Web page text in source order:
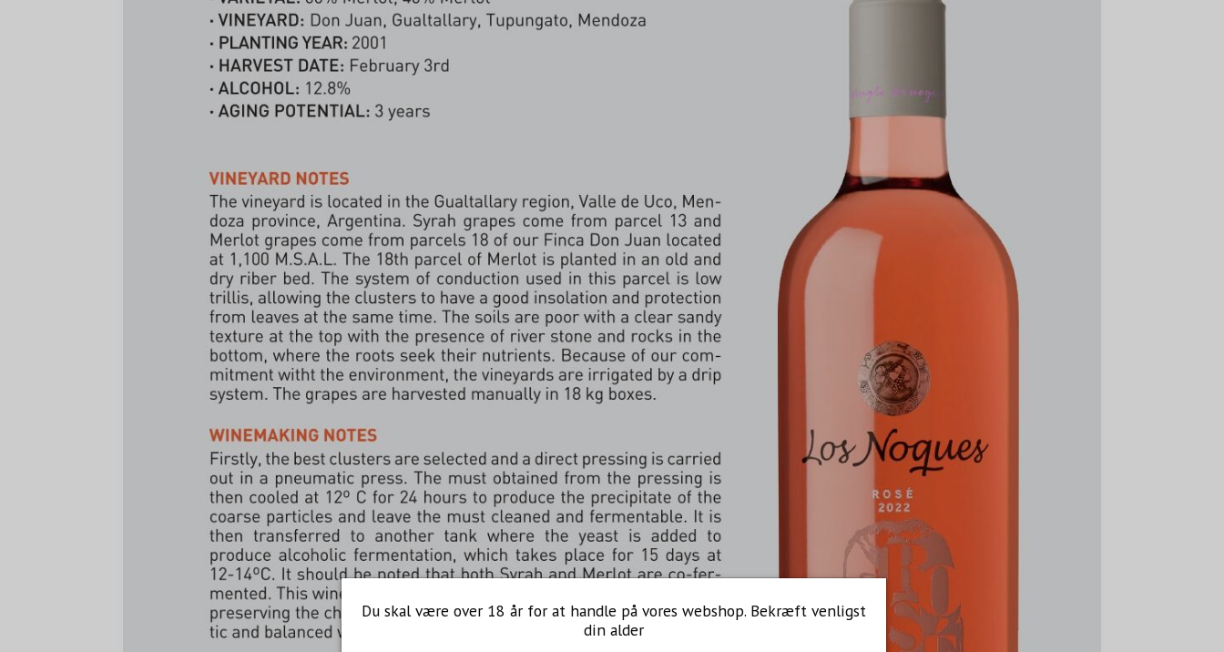
Du skal være over 18 år for at handle på vores webshop. Bekræft venligst
din alder